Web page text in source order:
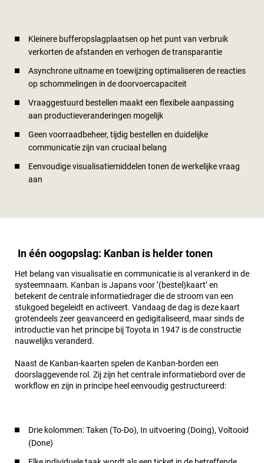
Kleinere bufferopslagplaatsen op het punt van verbruik
verkorten de afstanden en verhogen de transparantie
Asynchrone uitname en toewijzing optimaliseren de reacties
op schommelingen in de doorvoercapaciteit
Vraaggestuurd bestellen maakt een flexibele aanpassing
aan productieveranderingen mogelijk
Geen voorraadbeheer, tijdig bestellen en duidelijke
communicatie zijn van cruciaal belang
Eenvoudige visualisatiemiddelen tonen de werkelijke vraag
aan
In één oogopslag: Kanban is helder tonen
Het belang van visualisatie en communicatie is al verankerd in de
systeemnaam. Kanban is Japans voor ’(bestel)kaart’ en
betekent de centrale informatiedrager die de stroom van een
stukgoed begeleidt en activeert. Vandaag de dag is deze kaart
grotendeels zeer geavanceerd en gedigitaliseerd, maar sinds de
introductie van het principe bij Toyota in 1947 is de constructie
nauwelijks veranderd.
Naast de Kanban-kaarten spelen de Kanban-borden een
doorslaggevende rol. Zij zijn het centrale informatiebord over de
workflow en zijn in principe heel eenvoudig gestructureerd:
Drie kolommen: Taken (To-Do), In uitvoering (Doing), Voltooid
(Done)